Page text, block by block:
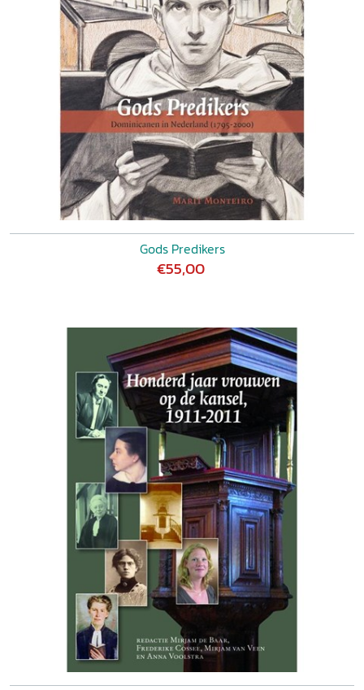
Gods Predikers
€55,00